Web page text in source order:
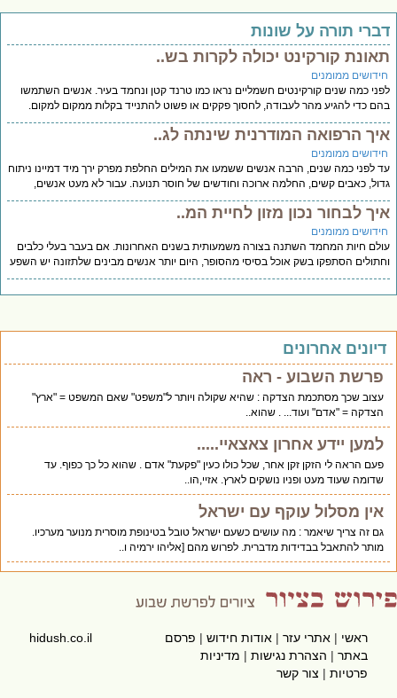
תורה על שונות
קורקינט יכולה לקרות בש..
ממומנים
כמה שנים קורקינטים חשמליים נראו כמו טרנד קטן ונחמד בעיר. אנשים השתמשו
כדי להגיע מהר לעבודה, לחסוך פקקים או פשוט להתנייד בקלות ממקום למקום.
הרפואה המודרנית שינתה לג..
ממומנים
לפני כמה שנים, הרבה אנשים ששמעו את המילים החלפת מפרק ירך מיד דמיינו ניתוח
כאבים קשים, החלמה ארוכה וחודשים של חוסר תנועה. עבור לא מעט אנשים,
לבחור נכון מזון לחיית המ..
ממומנים
חיות המחמד השתנה בצורה משמעותית בשנים האחרונות. אם בעבר בעלי כלבים
הסתפקו בשק אוכל בסיסי מהסופר, היום יותר אנשים מבינים שלתזונה יש השפע
אחרונים
פרשת השבוע - ראה
עצוב שכך מסתכמת הצדקה : שהיא שקולה ויותר ל"משפט" שאם המשפט = "ארץ"
הצדקה = "אדם" ועוד... . שהוא..
למען יידע אחרון צאצאיי.....
פעם הראה לי הזקן זקן אחר, שכל כולו כעין "פקעת" אדם . שהוא כל כך כפוף. עד
שדומה שעוד מעט ופניו נושקים לארץ. אזיי,הו..
אין מסלול עוקף עם ישראל
גם זה צריך שיאמר : מה עושים כשעם ישראל טובל בטינופת מוסרית מנוער מערכיו.
מותר להתאבל בבדידות מדברית. לפרוש מהם [אליהו ירמיה ו..
ראשי|אתרי עזר|אודות חידוש|פרסם
באתר|הצהרת נגישות|מדיניות
פרטיות|צור קשר
hidush.co.il